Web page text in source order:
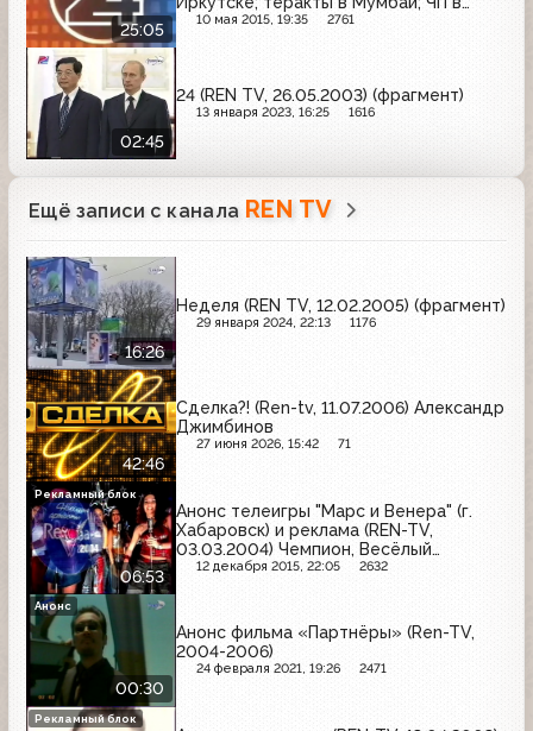
25:05
чикагском метро; штаб-квартира ОБСЕ
10 мая 2015, 19:35 2761
02:45
24 (REN TV, 26.05.2003) (фрагмент)
13 января 2023, 16:25 1616
Ещё записи с канала REN TV
16:26
Неделя (REN TV, 12.02.2005) (фрагмент)
29 января 2024, 22:13 1176
42:46
Сделка?! (Ren-tv, 11.07.2006) Александр
Джимбинов
27 июня 2026, 15:42 71
06:53
Анонс телеигры "Марс и Венера" (г.
Хабаровск) и реклама (REN-TV,
03.03.2004) Чемпион, Весёлый
молочник, Rexona, Добрый, Фругурт,
12 декабря 2015, 22:05 2632
Рекламный блок
00:30
Анонс фильма «Партнёры» (Ren-TV,
2004-2006)
24 февраля 2021, 19:26 2471
Анонс
Рекламный блок